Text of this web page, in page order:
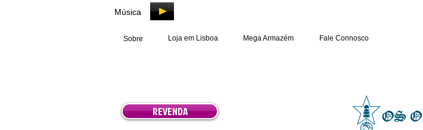
Música
Sobre Loja em Lisboa Mega Armazém Fale Connosco
REVENDA